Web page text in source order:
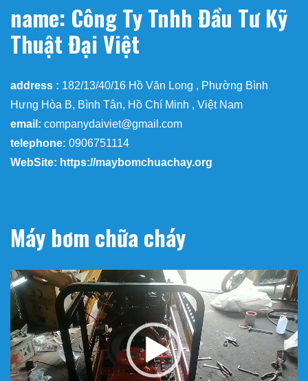
name: Công Ty Tnhh Đầu Tư Kỹ
Thuật Đại Việt
address : 182/13/40/16 Hồ Văn Long , Phường Bình
Hưng Hòa B, Bình Tân, Hồ Chí Minh , Việt Nam
email: companydaiviet@gmail.com
telephone: 0906751114
WebSite: https://maybomchuachay.org
Máy bơm chữa cháy
Trình
chơi
Video